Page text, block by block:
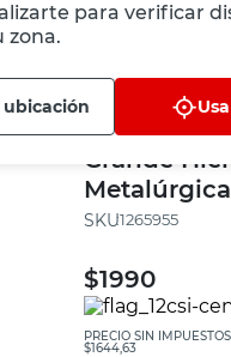
para verificar
zona.
ubicaciónAG Metalúrgica
Caja de
Grande
Metalúrgica
:1265955
$1990
PRECIO SIN
$1644,63